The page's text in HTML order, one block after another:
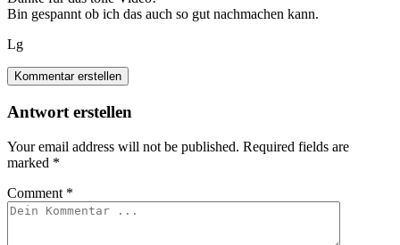
Bin gespannt ob ich das auch so gut nachmachen kann.
Lg
Kommentar erstellen
Antwort erstellen
Your email address will not be published. Required fields are
marked *
Comment *